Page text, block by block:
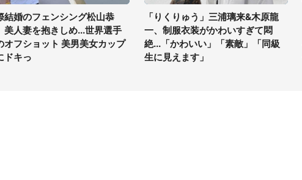
結婚のフェンシング松山恭
美人妻を抱きしめ...世界選手
オフショット 美男美女カップ
ドキっ
「りくりゅう」三浦璃来&木原龍
一、制服衣装がかわいすぎて悶
絶...「かわいい」「素敵」「同級
生に見えます」